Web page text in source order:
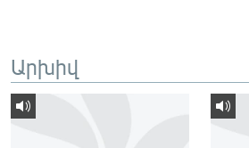
ՓՈԴՔԱՍԹ
Հայերեն
Արխիվ